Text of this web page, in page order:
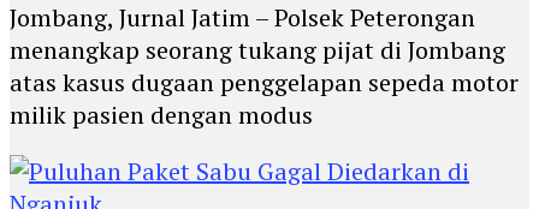
Jombang, Jurnal Jatim – Polsek Peterongan
menangkap seorang tukang pijat di Jombang
atas kasus dugaan penggelapan sepeda motor
milik pasien dengan modus